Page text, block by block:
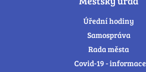
Úřední hodiny
Samospráva
Rada města
Covid-19 - informace